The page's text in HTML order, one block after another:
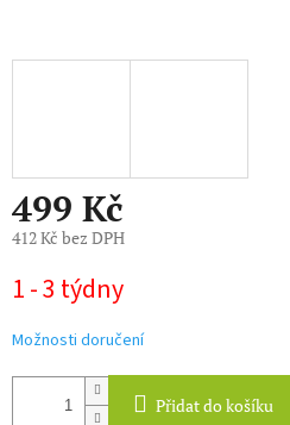
499 Kč
412 Kč bez DPH
cena:
1 - 3 týdny
Možnosti doručení
Přidat do košíku